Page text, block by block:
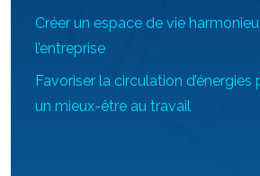
Créer un espace de vie
l’entreprise
Favoriser la circulation
un mieux-être au travail